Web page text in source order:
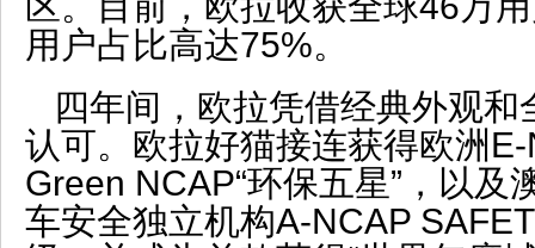
用户占比高达75%。
四年间，欧拉凭借经典外观和
认可。欧拉好猫接连获得欧洲E-
Green NCAP“环保五星”，以及
车安全独立机构A-NCAP